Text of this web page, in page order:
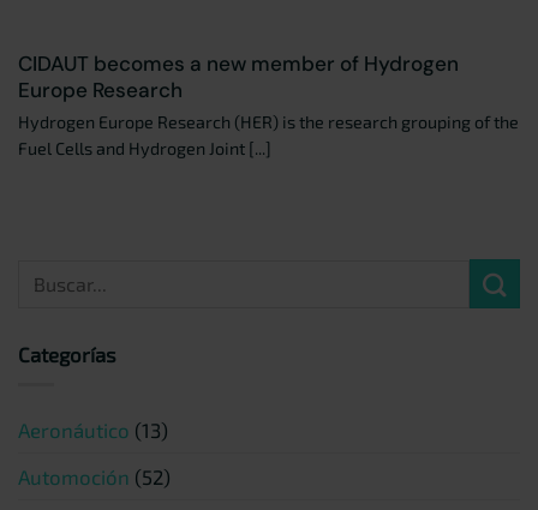
CIDAUT becomes a new member of Hydrogen
Europe Research
Hydrogen Europe Research (HER) is the research grouping of the
Fuel Cells and Hydrogen Joint [...]
Categorías
Aeronáutico (13)
Automoción (52)